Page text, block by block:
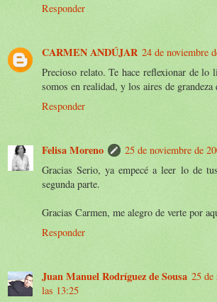
Responder
CARMEN ANDÚJAR 24 de noviembre
Precioso relato. Te hace reflexionar de lo
somos en realidad, y los aires de grandeza
Responder
Felisa Moreno
25 de noviembre de
Gracias Serio, ya empecé a leer lo de
segunda parte.
Gracias Carmen, me alegro de verte por
Responder
Juan Manuel Rodríguez de Sousa 25 de
las 13:25